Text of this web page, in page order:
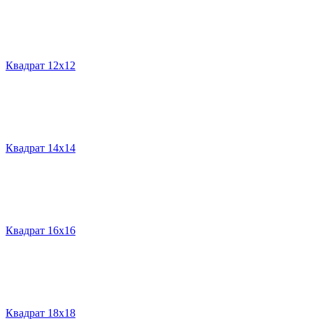
Квадрат 12х12
Квадрат 14х14
Квадрат 16х16
Квадрат 18х18